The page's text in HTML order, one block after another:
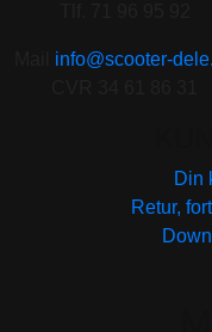
info@scooter-
Din
Retur,